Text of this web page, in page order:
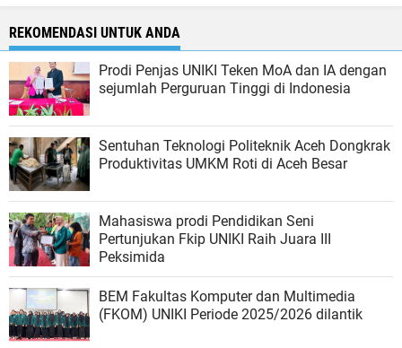
REKOMENDASI UNTUK ANDA
Prodi Penjas UNIKI Teken MoA dan IA dengan
sejumlah Perguruan Tinggi di Indonesia
Sentuhan Teknologi Politeknik Aceh Dongkrak
Produktivitas UMKM Roti di Aceh Besar
Mahasiswa prodi Pendidikan Seni
Pertunjukan Fkip UNIKI Raih Juara III
Peksimida
BEM Fakultas Komputer dan Multimedia
(FKOM) UNIKI Periode 2025/2026 dilantik